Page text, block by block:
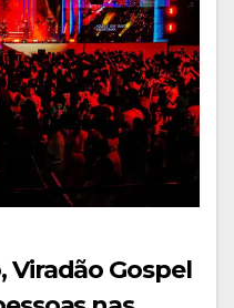
Viradão Gospel